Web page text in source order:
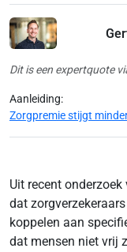
Dit is een expertquote
Aanleiding:
Zorgpremie stijgt
Uit recent
dat
koppelen aan
dat mensen niet vrij